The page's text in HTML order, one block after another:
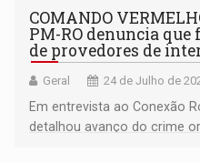
COMANDO
PM-RO denuncia que
de provedores de
Geral 24 de Julho de
Em entrevista ao Conexão
detalhou avanço do crime